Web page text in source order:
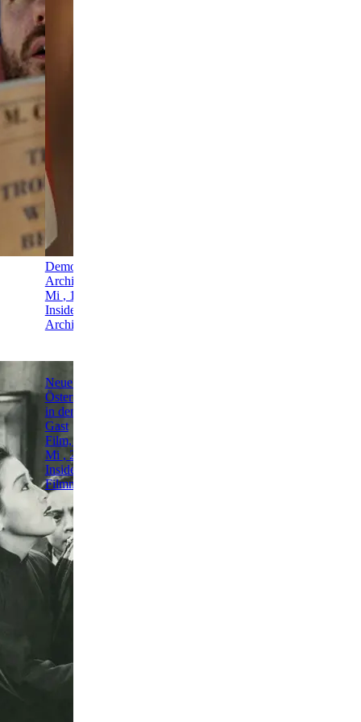
Demo­kratie leben
Architektur, Film, Zivilgesellschaft
Mi , 12. Aug.
Insider
Architekturzentrum Wien AzW